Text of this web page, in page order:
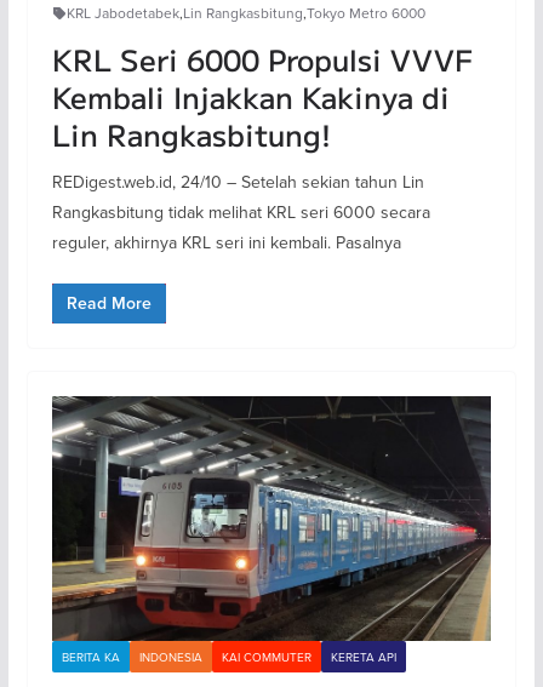
KRL Jabodetabek,Lin Rangkasbitung,Tokyo Metro 6000
KRL Seri 6000 Propulsi VVVF
Kembali Injakkan Kakinya di
Lin Rangkasbitung!
REDigest.web.id, 24/10 – Setelah sekian tahun Lin
Rangkasbitung tidak melihat KRL seri 6000 secara
reguler, akhirnya KRL seri ini kembali. Pasalnya
Read More
BERITA KA INDONESIA KAI COMMUTER KERETA API